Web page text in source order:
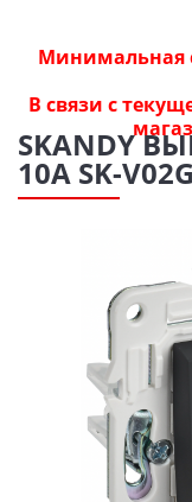
Минимальная
В связи с
SKANDY
10А SK-